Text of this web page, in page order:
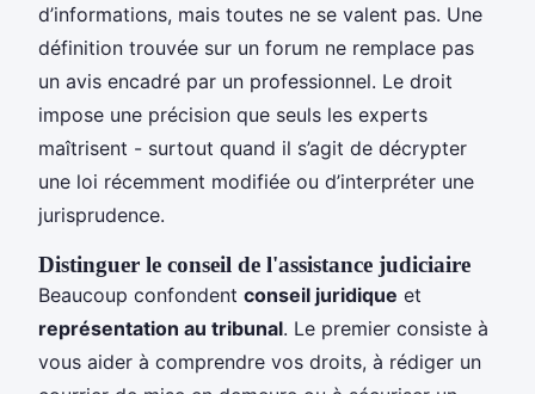
d’informations, mais toutes ne se valent pas. Une
définition trouvée sur un forum ne remplace pas
un avis encadré par un professionnel. Le droit
impose une précision que seuls les experts
maîtrisent - surtout quand il s’agit de décrypter
une loi récemment modifiée ou d’interpréter une
jurisprudence.
Distinguer le conseil de l'assistance judiciaire
Beaucoup confondent conseil juridique et
représentation au tribunal. Le premier consiste à
vous aider à comprendre vos droits, à rédiger un